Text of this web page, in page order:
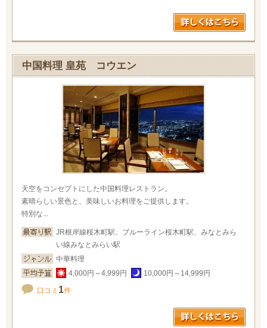
中国料理 皇苑 コウエン
天空をコンセプトにした中国料理レストラン。
素晴らしい景色と、美味しいお料理をご提供します。
特別な...
JR根岸線桜木町駅、ブルーライン桜木町駅、みなとみら
い線みなとみらい駅
中華料理
4,000円～4,999円
10,000円～14,999円
口コミ 1件